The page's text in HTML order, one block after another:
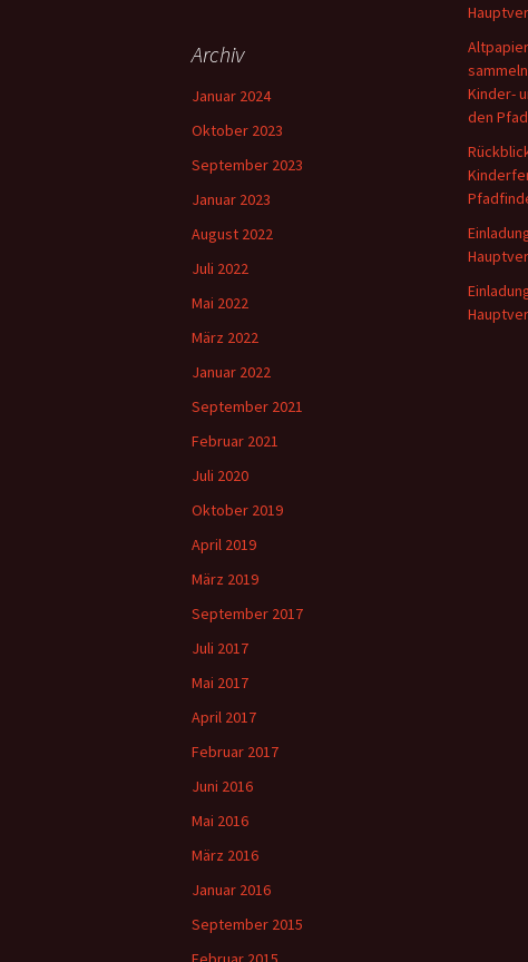
Kinder-
den
Archiv
Januar 2024
Oktober 2023
September 2023
Januar 2023
August 2022
Juli 2022
Mai 2022
März 2022
Januar 2022
September 2021
Februar 2021
Juli 2020
Oktober 2019
April 2019
März 2019
September 2017
Juli 2017
Mai 2017
April 2017
Februar 2017
Juni 2016
Mai 2016
März 2016
Januar 2016
September 2015